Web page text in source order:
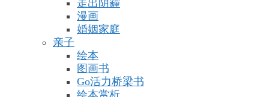
走出阴霾
漫画
婚姻家庭
亲子
绘本
图画书
Go活力桥梁书
绘本赏析